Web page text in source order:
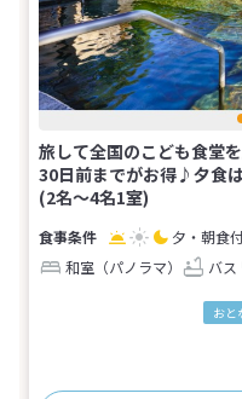
旅して全国のこども食堂
30日前までがお得♪夕食
(2名～4名1室)
夕・朝食
和室（パノラマ）
バス
おと